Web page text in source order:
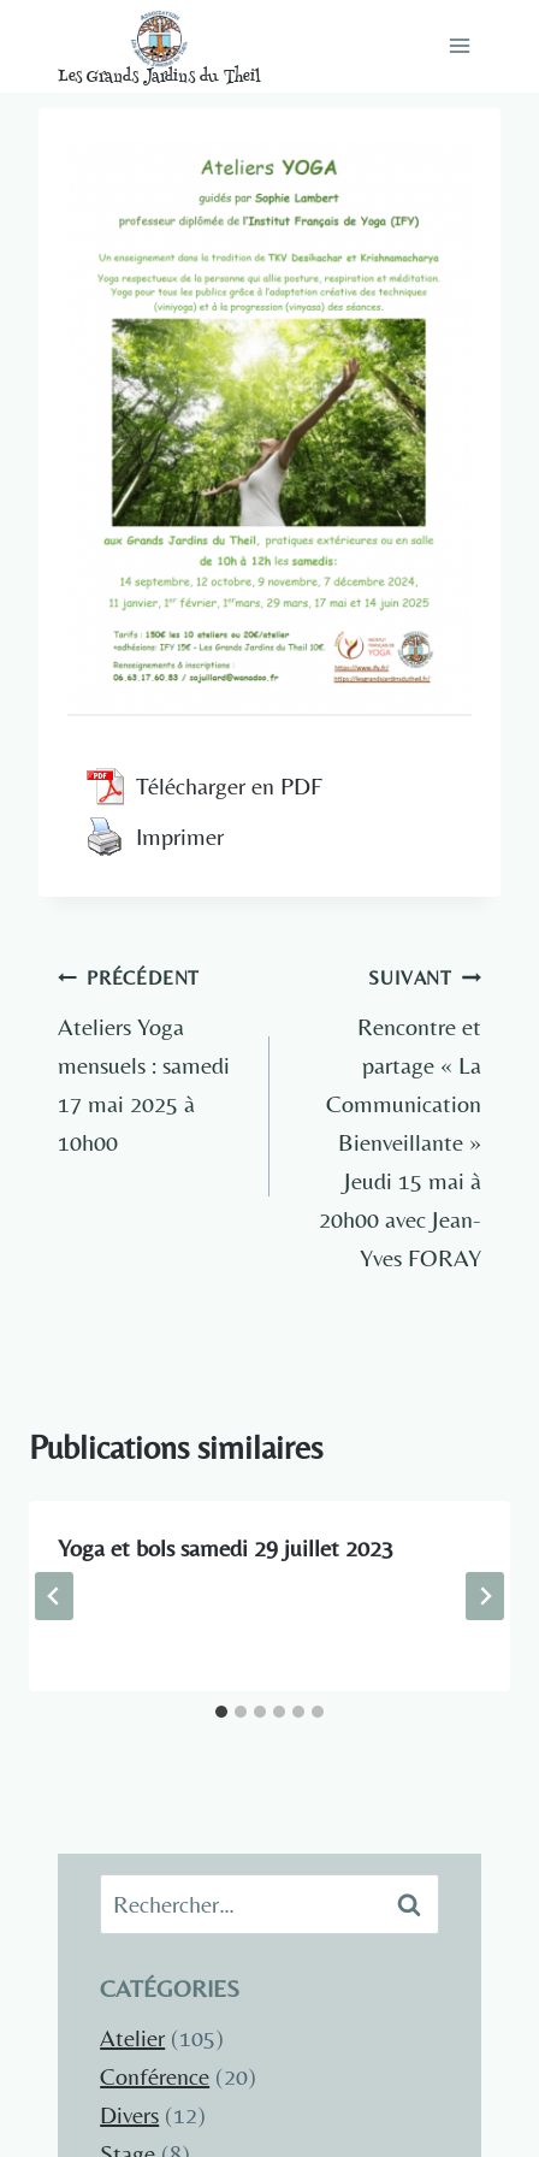
Les Grands Jardins du Theil
Télécharger en PDF
Imprimer
Navigation
de
l’article
PRÉCÉDENT
Ateliers Yoga
mensuels : samedi
17 mai 2025 à
10h00
SUIVANT
Rencontre et
partage « La
Communication
Bienveillante »
Jeudi 15 mai à
20h00 avec Jean-
Yves FORAY
Publications similaires
Yoga et bols samedi 29 juillet 2023
Rechercher :
CATÉGORIES
Atelier (105)
Conférence (20)
Divers (12)